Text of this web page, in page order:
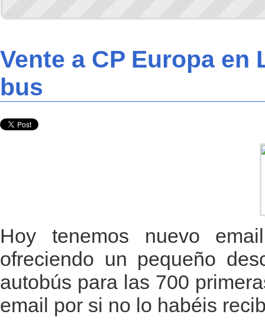
Vente a CP Europa
bus
Hoy tenemos nuevo
ofreciendo un pequeño
autobús para las 700
email por si no lo habéis